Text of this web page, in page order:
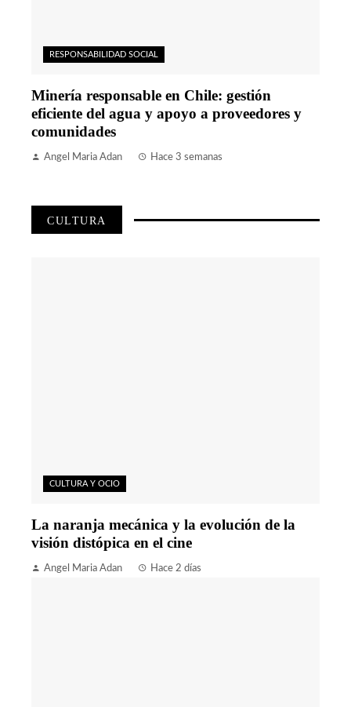
RESPONSABILIDAD SOCIAL
Minería responsable en Chile: gestión
eficiente del agua y apoyo a proveedores y
comunidades
Angel Maria Adan Hace 3 semanas
CULTURA
CULTURA Y OCIO
La naranja mecánica y la evolución de la
visión distópica en el cine
Angel Maria Adan Hace 2 días